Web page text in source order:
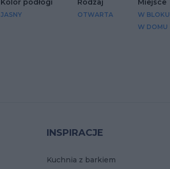
Kolor podłogi
JASNY
Rodzaj
OTWARTA
Miejsce
W BLOKU
W DOMU
INSPIRACJE
Kuchnia z barkiem